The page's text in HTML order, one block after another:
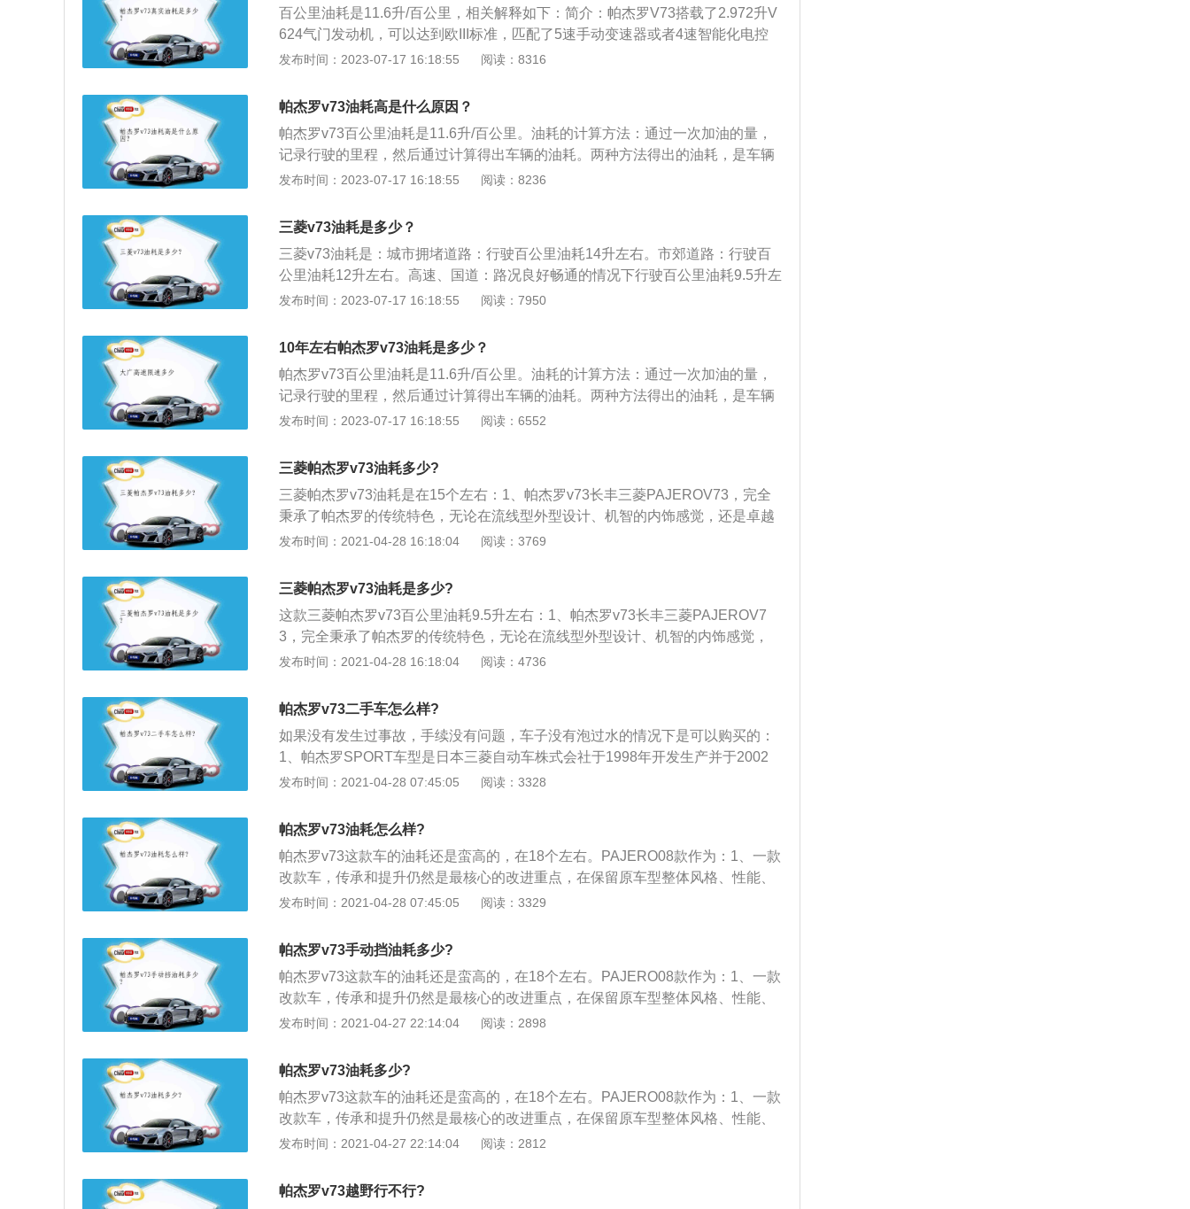
百公里油耗是11.6升/百公里，相关解释如下：简介：帕杰罗V73搭载了2.972升V
624气门发动机，可以达到欧III标准，匹配了5速手动变速器或者4速智能化电控
自动变速器，可以选择四轮驱动（或两轮驱动），前悬挂采用双叉横臂结构独立
扭矩可达225牛顿·米，V624气阀顶置单凸轮轴发动机运转平稳可靠，可以有效降
低油耗。
发布时间：2023-07-17 16:18:55 阅读：8316
帕杰罗v73油耗高是什么原因？
帕杰罗v73百公里油耗是11.6升/百公里。油耗的计算方法：通过一次加油的量，
记录行驶的里程，然后通过计算得出车辆的油耗。两种方法得出的油耗，是车辆
的平均油耗。节省油耗的方法：在城市中行驶，经常容易发生堵车现象，所以一
为减少车辆的起步、停车、保持经济时速行驶，这就相当于在节省油耗。
发布时间：2023-07-17 16:18:55 阅读：8236
三菱v73油耗是多少？
三菱v73油耗是：城市拥堵道路：行驶百公里油耗14升左右。市郊道路：行驶百
公里油耗12升左右。高速、国道：路况良好畅通的情况下行驶百公里油耗9.5升左
右。有关汽车油耗的资料如下：等速油耗：是指汽车在良好路面上作等速行驶时
种油耗容易测定，所以得到广泛采用。道路循环油耗，是汽车在道路上按照规定
的车速和时间规范作反复循环行驶时所测定的燃油经济性指标，也叫做多工况道
路循环油耗。在车速和时间规范中，规定每个循环包含各种行驶的功况，并规定
了每个循环中的换挡时刻、制动与停车时间，以及行驶速度、加速度及制动减速
度的数值。
发布时间：2023-07-17 16:18:55 阅读：7950
10年左右帕杰罗v73油耗是多少？
帕杰罗v73百公里油耗是11.6升/百公里。油耗的计算方法：通过一次加油的量，
记录行驶的里程，然后通过计算得出车辆的油耗。两种方法得出的油耗，是车辆
的平均油耗。节省油耗的方法：在城市中行驶，经常容易发生堵车现象，所以一
为减少车辆的起步、停车、保持经济时速行驶，这就相当于在节省油耗。
发布时间：2023-07-17 16:18:55 阅读：6552
三菱帕杰罗v73油耗多少?
三菱帕杰罗v73油耗是在15个左右：1、帕杰罗v73长丰三菱PAJEROV73，完全
秉承了帕杰罗的传统特色，无论在流线型外型设计、机智的内饰感觉，还是卓越
机动性能与环保性能相结合的动力系统，以及超卓的安全性能，在行业内都堪称
的路面表现燃油比较经济，加上ATC牵引力系统等一系列技术，对于喜欢出外郊
游的人来说是真正意义的休闲与享受双重体会；2、帕杰罗SPORT具有非常优越
而复杂的安全系统，来保障乘员的人身安全；主动安全系统，帮助驾驶员避免交
通事故，如采用四轮ABS系统带电子制动力分配系统（EBD）；被动安全性，加
装了司机和副司机侧的双安全气囊系统，吸能式转向管柱和侧防撞杆，减少乘员
的舒适性，并在越野行驶时驾驶者能够充分享受作为运动型多用途车的乐趣。为
了满足中国市场的特殊要求，针对我国的道路情况，该车型在原车型的基础上对
底盘结构和相关的车身部分进行了强化设计。
发布时间：2021-04-28 16:18:04 阅读：3769
三菱帕杰罗v73油耗是多少?
这款三菱帕杰罗v73百公里油耗9.5升左右：1、帕杰罗v73长丰三菱PAJEROV7
3，完全秉承了帕杰罗的传统特色，无论在流线型外型设计、机智的内饰感觉，
还是卓越机动性能与环保性能相结合的动力系统，以及超卓的安全性能，在行业
稳。在平稳的路面表现燃油比较经济，加上ATC牵引力系统等一系列技术，对于
喜欢出外郊游的人来说是真正意义的休闲与享受双重体会；2、帕杰罗SPORT具
有非常优越而复杂的安全系统，来保障乘员的人身安全；主动安全系统，帮助驾
驶员避免交通事故，如采用四轮ABS系统带电子制动力分配系统（EBD）；被动
安全性，加装了司机和副司机侧的双安全气囊系统，吸能式转向管柱和侧防撞
在正常行驶时的舒适性，并在越野行驶时驾驶者能够充分享受作为运动型多用途
车的乐趣。为了满足中国市场的特殊要求，针对我国的道路情况，该车型在原车
型的基础上对底盘结构和相关的车身部分进行了强化设计。
发布时间：2021-04-28 16:18:04 阅读：4736
帕杰罗v73二手车怎么样?
如果没有发生过事故，手续没有问题，车子没有泡过水的情况下是可以购买的：
1、帕杰罗SPORT车型是日本三菱自动车株式会社于1998年开发生产并于2002
年进行了大量的改进后的著名车型，它是首次允许在日本海外生产并使用PAJER
迎，在欧美越野车市场中占有很大的份额。装备先进，装有2.972升V624气门发
动机，满足最新的排放法规要求，可以达到欧III标准，装备有5速手动变速器或者
4速智能化电控自动变速器，很方便地可以选择四轮驱动（或两轮驱动）；3、前
悬挂采用双叉横臂结构独立悬挂系统，使其具有良好的越野性能，其技术水平在
世界越野车型中处于前列。
发布时间：2021-04-28 07:45:05 阅读：3328
帕杰罗v73油耗怎么样?
帕杰罗v73这款车的油耗还是蛮高的，在18个左右。PAJERO08款作为：1、一款
改款车，传承和提升仍然是最核心的改进重点，在保留原车型整体风格、性能、
品质的基础上，使得品质更卓越、更舒适；2、长丰三菱PAJERO08款保留了原
灯，而后尾灯也采用了新造型设计，再有细节之处如门把手、车牌板等地方，处
处体现了设计者的独到理念；3、在动力方面，原来的3.0L发动机有了突破性的设
计提升，动力从117Kw提升到120Kw，并增加了进口原装发动机防盗芯片，增强
了整车的安全性能。
发布时间：2021-04-28 07:45:05 阅读：3329
帕杰罗v73手动挡油耗多少?
帕杰罗v73这款车的油耗还是蛮高的，在18个左右。PAJERO08款作为：1、一款
改款车，传承和提升仍然是最核心的改进重点，在保留原车型整体风格、性能、
品质的基础上，使得品质更卓越、更舒适；2、长丰三菱PAJERO08款保留了原
灯，而后尾灯也采用了新造型设计，再有细节之处如门把手、车牌板等地方，处
处体现了设计者的独到理念；3、在动力方面，原来的3.0L发动机有了突破性的设
计提升，动力从117Kw提升到120Kw，并增加了进口原装发动机防盗芯片，增强
了整车的安全性能。
发布时间：2021-04-27 22:14:04 阅读：2898
帕杰罗v73油耗多少?
帕杰罗v73这款车的油耗还是蛮高的，在18个左右。PAJERO08款作为：1、一款
改款车，传承和提升仍然是最核心的改进重点，在保留原车型整体风格、性能、
品质的基础上，使得品质更卓越、更舒适；2、长丰三菱PAJERO08款保留了原
灯，而后尾灯也采用了新造型设计，再有细节之处如门把手、车牌板等地方，处
处体现了设计者的独到理念；3、在动力方面，原来的3.0L发动机有了突破性的设
发布时间：2021-04-27 22:14:04 阅读：2812
帕杰罗v73越野行不行?